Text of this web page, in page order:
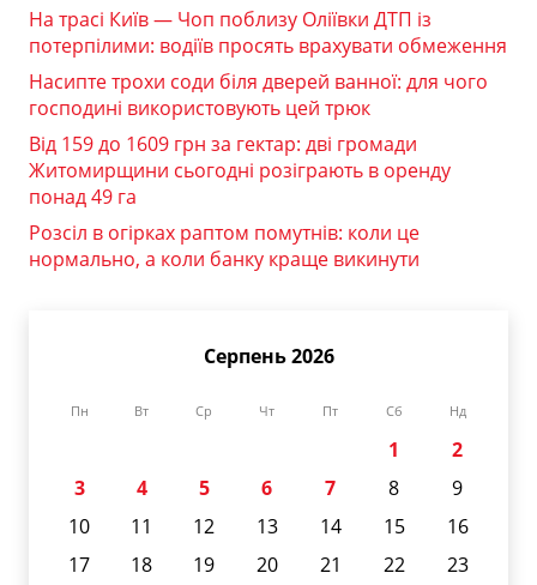
На трасі Київ — Чоп поблизу Оліївки ДТП із
потерпілими: водіїв просять врахувати обмеження
Насипте трохи соди біля дверей ванної: для чого
господині використовують цей трюк
Від 159 до 1609 грн за гектар: дві громади
Житомирщини сьогодні розіграють в оренду
понад 49 га
Розсіл в огірках раптом помутнів: коли це
нормально, а коли банку краще викинути
Серпень 2026
Пн Вт Ср Чт Пт Сб Нд
1
2
3
4 5 6 7 8
9
10
11 12 13 14 15
16
17
18 19 20 21 22
23